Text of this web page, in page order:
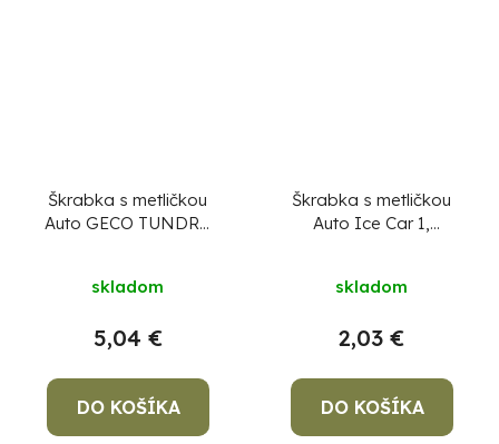
Škrabka s metličkou
Auto GECO TUNDRA
skladom
5,04 €
DO KOŠÍKA
Škrabka s metličkou
Auto Ice Car 1,
skladom
2,03 €
DO KOŠÍKA